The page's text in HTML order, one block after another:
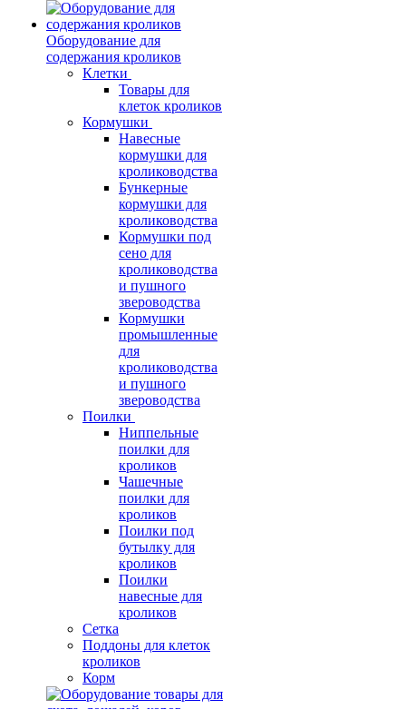
Оборудование для
содержания кроликов
Клетки
Товары для
клеток кроликов
Кормушки
Навесные
кормушки для
кролиководства
Бункерные
кормушки для
кролиководства
Кормушки под
сено для
кролиководства
и пушного
звероводства
Кормушки
промышленные
для
кролиководства
и пушного
звероводства
Поилки
Ниппельные
поилки для
кроликов
Чашечные
поилки для
кроликов
Поилки под
бутылку для
кроликов
Поилки
навесные для
кроликов
Сетка
Поддоны для клеток
кроликов
Корм